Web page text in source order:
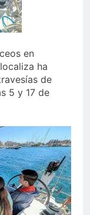
éxito
y el
renuevan
para
Ojo si vas
y música
en
ha
de
5 y 17 de